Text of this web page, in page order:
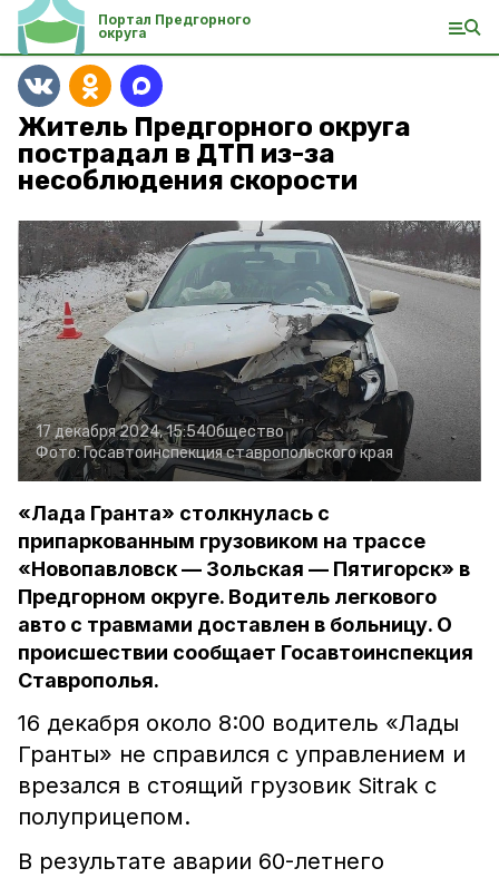
Портал Предгорного
округа
Житель Предгорного округа
пострадал в ДТП из-за
несоблюдения скорости
17 декабря 2024, 15:54Общество
Фото:Госавтоинспекция ставропольского края
«Лада Гранта» столкнулась с
припаркованным грузовиком на трассе
«Новопавловск — Зольская — Пятигорск» в
Предгорном округе. Водитель легкового
авто с травмами доставлен в больницу. О
происшествии сообщает Госавтоинспекция
Ставрополья.
16 декабря около 8:00 водитель «Лады
Гранты» не справился с управлением и
врезался в стоящий грузовик Sitrak с
полуприцепом.
В результате аварии 60-летнего